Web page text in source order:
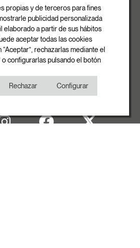
Grossa, 15 Pol. Ind. La Gavarra
Centelles | Barcelona
E-mail
info@rovasi.com
Telèfon
+34 93 881 37 13
propias y de terceros para fines
publicidad personalizada
elaborado a partir de sus hábitos
aceptar todas las cookies
rechazarlas mediante el
o configurarlas pulsando el botón
Rechazar Configurar